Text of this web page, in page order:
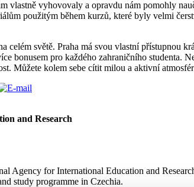
vlastně vyhovovaly a opravdu nám pomohly
použitým během kurzů, které byly velmi
celém světě. Praha má svou vlastní přístupnou
bonusem pro každého zahraničního studenta.
Můžete kolem sebe cítit milou a aktivní
and Research
Agency for International Education and
study programme in Czechia.